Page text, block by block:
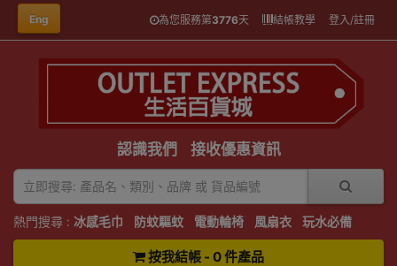
Eng 為您服務第3776天 結帳教學 登入/註冊
認識我們 接收優惠資訊
熱門搜尋 : 冰感毛巾 防蚊驅蚊 電動輪椅 風扇衣 玩水必備
按我結帳 - 0 件產品